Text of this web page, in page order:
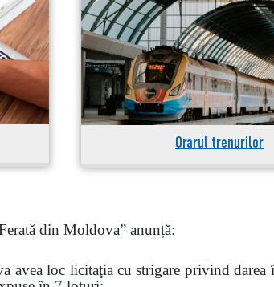
Orarul trenurilor
din Moldova” anunță:
avea loc licitaţia cu strigare privind